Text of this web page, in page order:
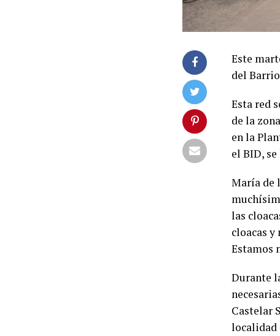
Este
del
Esta red
de la
en la
el BID,
María de
las
cloacas y
Estamos
Durante
Castelar
localidad